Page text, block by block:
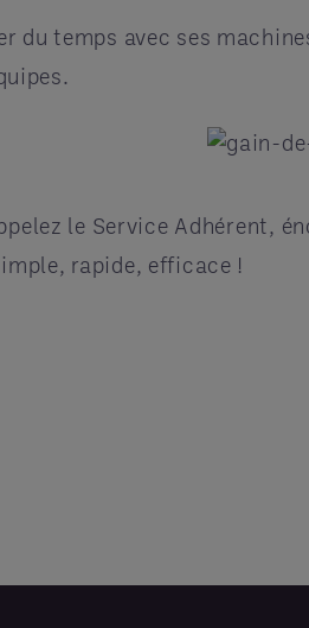
du temps avec ses
le Service Adhérent,
rapide, efficace !